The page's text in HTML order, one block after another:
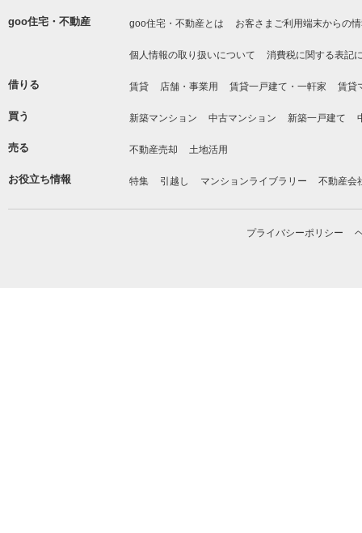
goo住宅・不動産 goo住宅・不動産とは お客さまご利用端末からの
個人情報の取り扱いについて 消費税に関する表記
借りる 賃貸 店舗・事業用 賃貸一戸建て・一軒家 賃貸
買う 新築マンション 中古マンション 新築一戸建て
売る 不動産売却 土地活用
お役立ち情報 特集 引越し マンションライブラリー 不動産会
プライバシーポリシー